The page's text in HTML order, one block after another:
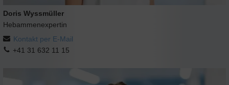
Doris Wyssmüller
Hebammenexpertin
Kontakt per E-Mail
+41 31 632 11 15